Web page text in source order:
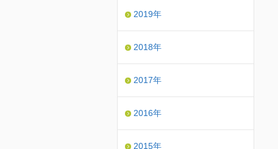
2019年
2018年
2017年
2016年
2015年